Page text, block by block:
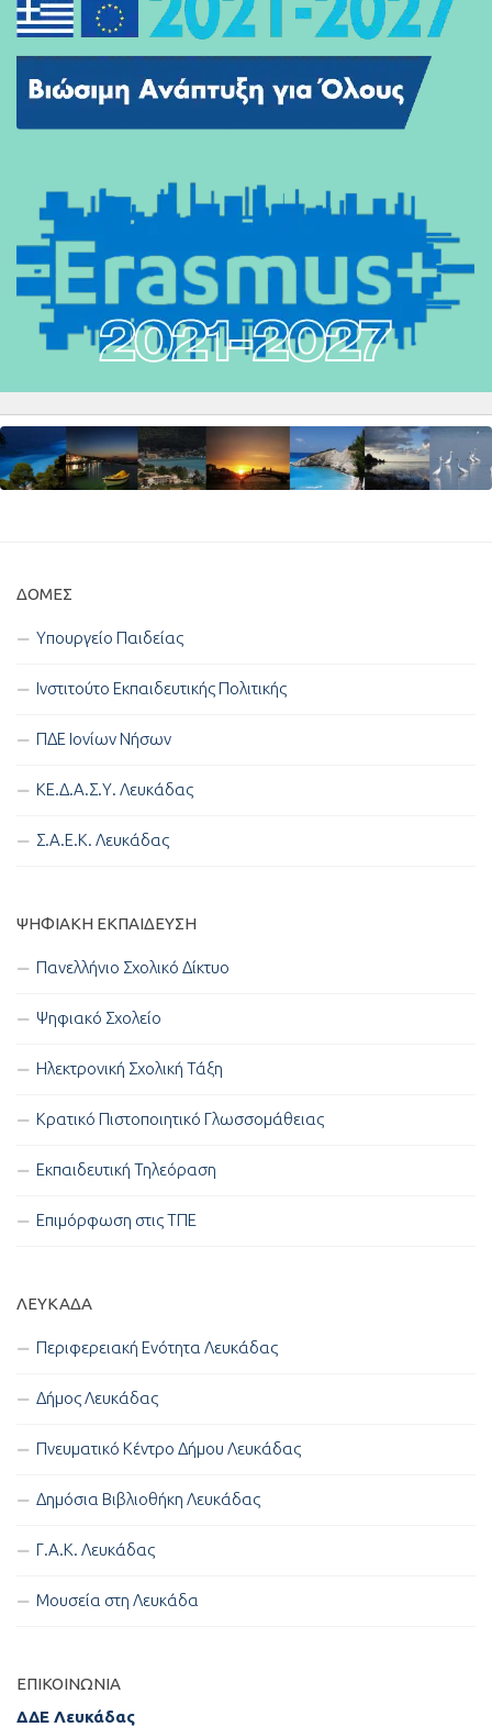
ΔΟΜΈΣ
Υπουργείο Παιδείας
Ινστιτούτο Εκπαιδευτικής Πολιτικής
ΠΔΕ Ιονίων Νήσων
ΚΕ.Δ.Α.Σ.Υ. Λευκάδας
Σ.Α.Ε.Κ. Λευκάδας
ΨΗΦΙΑΚΉ ΕΚΠΑΊΔΕΥΣΗ
Πανελλήνιο Σχολικό Δίκτυο
Ψηφιακό Σχολείο
Ηλεκτρονική Σχολική Τάξη
Κρατικό Πιστοποιητικό Γλωσσομάθειας
Εκπαιδευτική Τηλεόραση
Επιμόρφωση στις ΤΠΕ
ΛΕΥΚΑΔΑ
Περιφερειακή Ενότητα Λευκάδας
Δήμος Λευκάδας
Πνευματικό Κέντρο Δήμου Λευκάδας
Δημόσια Βιβλιοθήκη Λευκάδας
Γ.Α.Κ. Λευκάδας
Μουσεία στη Λευκάδα
ΕΠΙΚΟΙΝΩΝΊΑ
ΔΔΕ Λευκάδας